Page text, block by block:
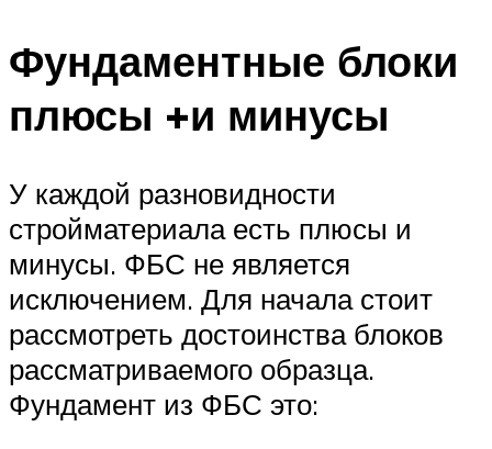
Фундаментные блоки
плюсы +и минусы
У каждой разновидности
стройматериала есть плюсы и
минусы. ФБС не является
исключением. Для начала стоит
рассмотреть достоинства блоков
рассматриваемого образца.
Фундамент из ФБС это: